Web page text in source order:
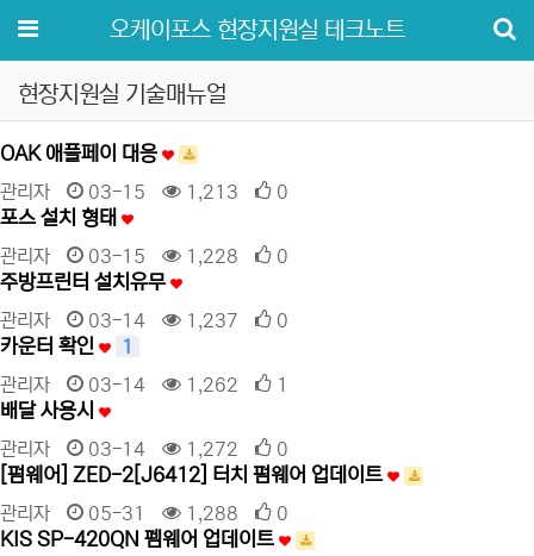
메뉴 오케이포스 현장지원실 테크노트
현장지원실 기술매뉴얼
OAK 애플페이 대응
관리자 03-15 1,213 0
포스 설치 형태
관리자 03-15 1,228 0
주방프린터 설치유무
관리자 03-14 1,237 0
카운터 확인
1
관리자
03-14 1,262 1
배달 사용시
관리자 03-14 1,272 0
[펌웨어] ZED-2[J6412] 터치 펌웨어 업데이트
관리자 05-31 1,288 0
KIS SP-420QN 펨웨어 업데이트